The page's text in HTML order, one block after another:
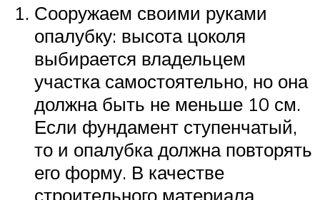
Сооружаем своими руками
опалубку: высота цоколя
выбирается владельцем
участка самостоятельно, но она
должна быть не меньше 10 см.
Если фундамент ступенчатый,
то и опалубка должна повторять
его форму. В качестве
строительного материала